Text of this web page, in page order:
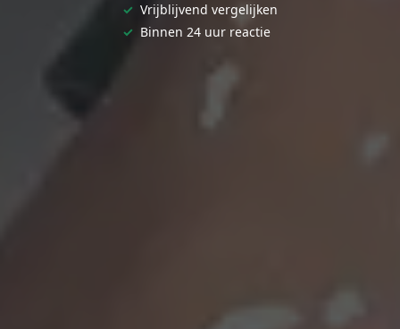
✓ Vrijblijvend vergelijken
✓ Binnen 24 uur reactie